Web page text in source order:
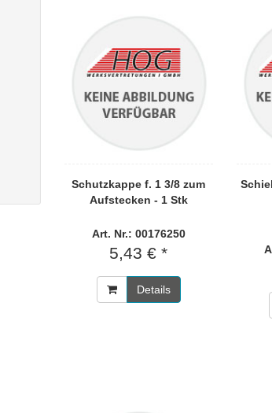
Schutzkappe f. 1 3/8 zum
Aufstecken - 1 Stk
Art. Nr.: 00176250
5,43 € *
Details